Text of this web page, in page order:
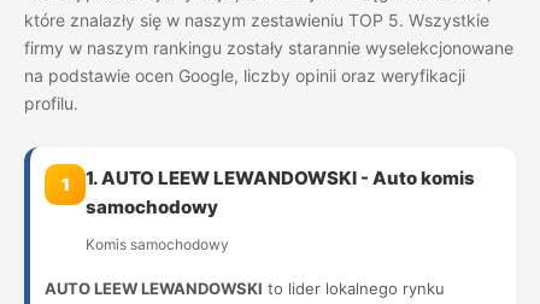
które znalazły się w naszym zestawieniu TOP 5. Wszystkie
firmy w naszym rankingu zostały starannie wyselekcjonowane
na podstawie ocen Google, liczby opinii oraz weryfikacji
profilu.
1
1. AUTO LEEW LEWANDOWSKI - Auto komis
samochodowy
Komis samochodowy
AUTO LEEW LEWANDOWSKI to lider lokalnego rynku